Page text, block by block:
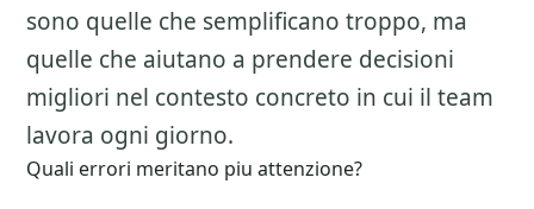
sono quelle che semplificano troppo, ma
quelle che aiutano a prendere decisioni
migliori nel contesto concreto in cui il team
lavora ogni giorno.
Quali errori meritano piu attenzione?